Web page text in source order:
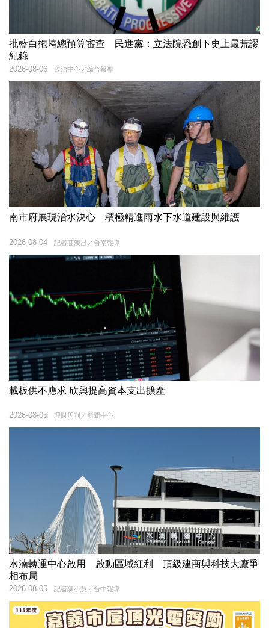
批藍白拖垮總預算審查 民進黨：立法院恐創下史上最荒謬
紀錄
政治中心／綜合報導
2026-08-06
南市府展現治水決心 積極精進雨水下水道建設與維護
記者莊漢昌／台南報導
2026-08-04
載板供不應求 欣興提高資本支出擴產
理財周刊／新聞中心
2026-08-05
水湳轉運中心啟用 啟動區域紅利 頂級建商與科技大廠爭
相布局
記者陳小慧／台中報導
2026-08-05